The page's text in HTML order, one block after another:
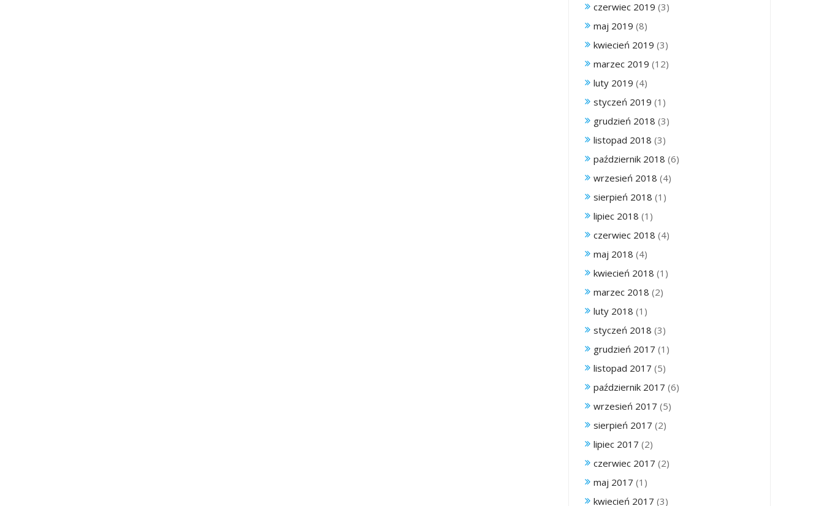
czerwiec 2019 (3)
maj 2019 (8)
kwiecień 2019 (3)
marzec 2019 (12)
luty 2019 (4)
styczeń 2019 (1)
grudzień 2018 (3)
listopad 2018 (3)
październik 2018 (6)
wrzesień 2018 (4)
sierpień 2018 (1)
lipiec 2018 (1)
czerwiec 2018 (4)
maj 2018 (4)
kwiecień 2018 (1)
marzec 2018 (2)
luty 2018 (1)
styczeń 2018 (3)
grudzień 2017 (1)
listopad 2017 (5)
październik 2017 (6)
wrzesień 2017 (5)
sierpień 2017 (2)
lipiec 2017 (2)
czerwiec 2017 (2)
maj 2017 (1)
kwiecień 2017 (3)